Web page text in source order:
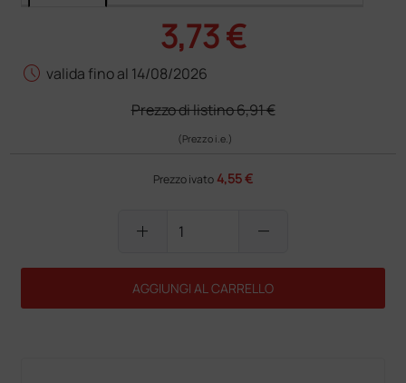
3,73 €
schedule valida fino al 14/08/2026
Prezzo di listino6,91 €
(Prezzo i.e.)
Prezzo ivato 4,55 €
add remove
AGGIUNGI AL CARRELLO